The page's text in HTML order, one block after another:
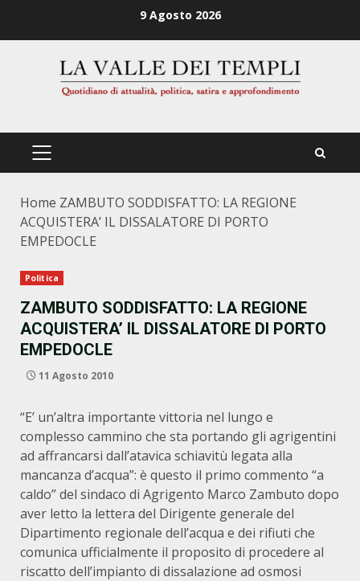
9 Agosto 2026
PRIMÄRES
Home ZAMBUTO SODDISFATTO: LA REGIONE
ACQUISTERA’ IL DISSALATORE DI PORTO
EMPEDOCLE
Politica
ZAMBUTO SODDISFATTO: LA REGIONE
ACQUISTERA’ IL DISSALATORE DI PORTO
EMPEDOCLE
11 Agosto 2010
“E’ un’altra importante vittoria nel lungo e
complesso cammino che sta portando gli agrigentini
ad affrancarsi dall’atavica schiavitù legata alla
mancanza d’acqua”: è questo il primo commento “a
caldo” del sindaco di Agrigento Marco Zambuto dopo
aver letto la lettera del Dirigente generale del
Dipartimento regionale dell’acqua e dei rifiuti che
comunica ufficialmente il proposito di procedere al
riscatto dell’impianto di dissalazione ad osmosi